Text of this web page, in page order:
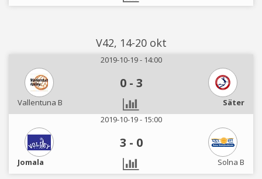
V42, 14-20 okt
2019-10-19 - 14:00
0 - 3
Vallentuna B
Säter
2019-10-19 - 15:00
3 - 0
Jomala Solna B